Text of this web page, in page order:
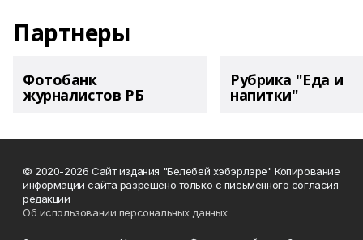
Партнеры
Фотобанк
журналистов РБ
Рубрика "Еда и
напитки"
© 2020-2026 Сайт издания "Белебей хэбэрлэре" Копирование
информации сайта разрешено только с письменного согласия
редакции
Об использовании персональных данных